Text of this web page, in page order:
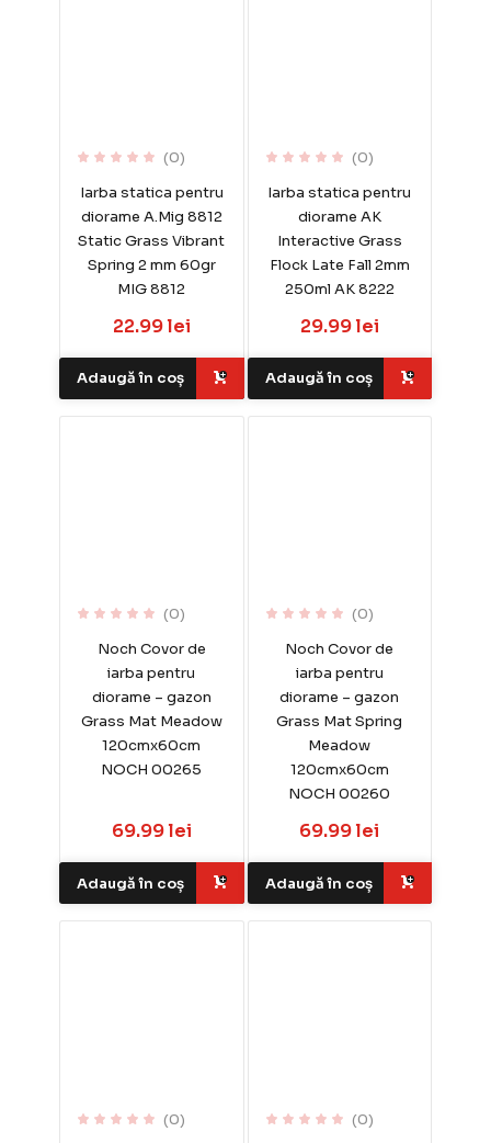
(0)
Iarba statica pentru
diorame A.Mig 8812
Static Grass Vibrant
Spring 2 mm 60gr
MIG 8812
22.99 lei
Adaugă în coș
(0)
Iarba statica pentru
diorame AK
Interactive Grass
Flock Late Fall 2mm
250ml AK 8222
29.99 lei
Adaugă în coș
(0)
Noch Covor de
iarba pentru
diorame – gazon
Grass Mat Meadow
120cmx60cm
NOCH 00265
69.99 lei
Adaugă în coș
(0)
Noch Covor de
iarba pentru
diorame – gazon
Grass Mat Spring
Meadow
120cmx60cm
NOCH 00260
69.99 lei
Adaugă în coș
(0) (0)